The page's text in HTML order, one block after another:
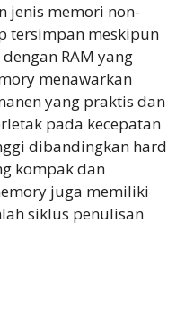
jenis memori non-
tersimpan meskipun
RAM yang
menawarkan
yang praktis dan
pada kecepatan
dibandingkan hard
kompak dan
juga memiliki
siklus penulisan